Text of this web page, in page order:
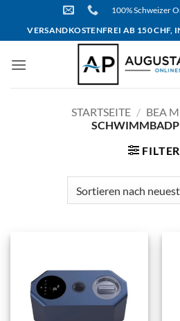
content
100% Schweizer
VERSANDKOSTENFREI AB 150 CHF,
STARTSEITE / BEA
FILTER